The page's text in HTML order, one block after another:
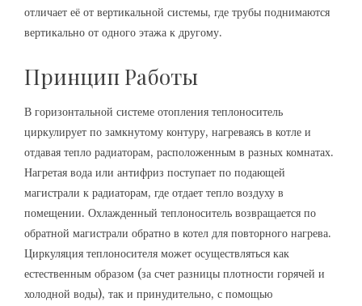
отличает её от вертикальной системы, где трубы поднимаются
вертикально от одного этажа к другому.
Принцип Работы
В горизонтальной системе отопления теплоноситель
циркулирует по замкнутому контуру, нагреваясь в котле и
отдавая тепло радиаторам, расположенным в разных комнатах.
Нагретая вода или антифриз поступает по подающей
магистрали к радиаторам, где отдает тепло воздуху в
помещении. Охлажденный теплоноситель возвращается по
обратной магистрали обратно в котел для повторного нагрева.
Циркуляция теплоносителя может осуществляться как
естественным образом (за счет разницы плотности горячей и
холодной воды), так и принудительно, с помощью